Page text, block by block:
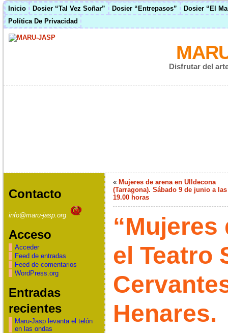
Inicio Dosier “Tal Vez Soñar” Dosier “Entrepasos”
Dosier “El
Política De Privacidad
Disfrutar del
Contacto
info@maru-jasp.org
Acceso
Acceder
Feed de entradas
Feed de comentarios
WordPress.org
Entradas
recientes
Maru-Jasp levanta el telón
en las ondas
« Mujeres de arena en Ulldecona
(Tarragona). Sábado 9 de junio a las
19.00 horas
“Mujeres
el Teatro
Henares.